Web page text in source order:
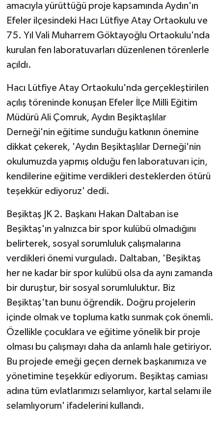
amacıyla yürüttüğü proje kapsamında Aydın'ın
Efeler ilçesindeki Hacı Lütfiye Atay Ortaokulu ve
75. Yıl Vali Muharrem Göktayoğlu Ortaokulu'nda
kurulan fen laboratuvarları düzenlenen törenlerle
açıldı.
Hacı Lütfiye Atay Ortaokulu'nda gerçekleştirilen
açılış töreninde konuşan Efeler İlçe Milli Eğitim
Müdürü Ali Çomruk, Aydın Beşiktaşlılar
Derneği'nin eğitime sunduğu katkının önemine
dikkat çekerek, 'Aydın Beşiktaşlılar Derneği'nin
okulumuzda yapmış olduğu fen laboratuvarı için,
kendilerine eğitime verdikleri desteklerden ötürü
teşekkür ediyoruz' dedi.
Beşiktaş JK 2. Başkanı Hakan Daltaban ise
Beşiktaş'ın yalnızca bir spor kulübü olmadığını
belirterek, sosyal sorumluluk çalışmalarına
verdikleri önemi vurguladı. Daltaban, 'Beşiktaş
her ne kadar bir spor kulübü olsa da aynı zamanda
bir duruştur, bir sosyal sorumluluktur. Biz
Beşiktaş'tan bunu öğrendik. Doğru projelerin
içinde olmak ve topluma katkı sunmak çok önemli.
Özellikle çocuklara ve eğitime yönelik bir proje
olması bu çalışmayı daha da anlamlı hale getiriyor.
Bu projede emeği geçen dernek başkanımıza ve
yönetimine teşekkür ediyorum. Beşiktaş camiası
adına tüm evlatlarımızı selamlıyor, kartal selamı ile
selamlıyorum' ifadelerini kullandı.
İş Dünyası
Jandarma
Kadın
KÜLTÜR SANAT
MAGAZİN
Otomobil
POLİTİKA
Sağlık
SİYASET
SPOR HABERLERİ
TEKNOLOJİ
Turizm
YAŞAM
YEREL